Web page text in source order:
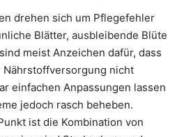
drehen sich um Pflegefehler
Blätter, ausbleibende Blüte
meist Anzeichen dafür, dass
Nährstoffversorgung nicht
einfachen Anpassungen lassen
jedoch rasch beheben.
ist die Kombination von